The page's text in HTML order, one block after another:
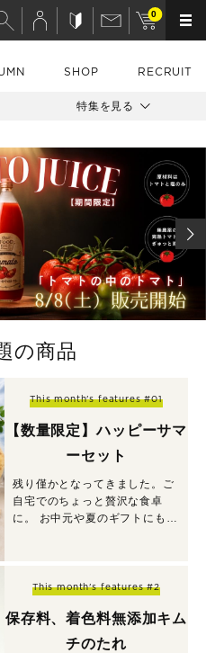
SHOP RECRUIT
0
特集を見る
の商品
This month's features #01
【数量限定】ハッピーサマ
ーセット
残り僅かとなってきました。ご
自宅でのちょっと贅沢な食卓
に。 お中元や夏のギフトにもお
This month's features #2
保存料、着色料無添加キム
チのたれ